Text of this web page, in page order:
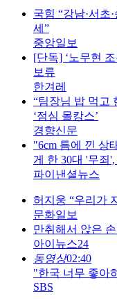
국힘 “강남·서초
세”
중앙일보
[단독] ‘노무현
보류
한겨레
“팀장님 밥 먹고
‘점심 몰캉스’
경향신문
"6cm 틈에 낀 상
게 한 30대 '무죄
파이낸셜뉴스
허지웅 “우리가
문화일보
만취해서 앉은
아이뉴스24
동영상02:40
"한국 너무 좋아
SBS